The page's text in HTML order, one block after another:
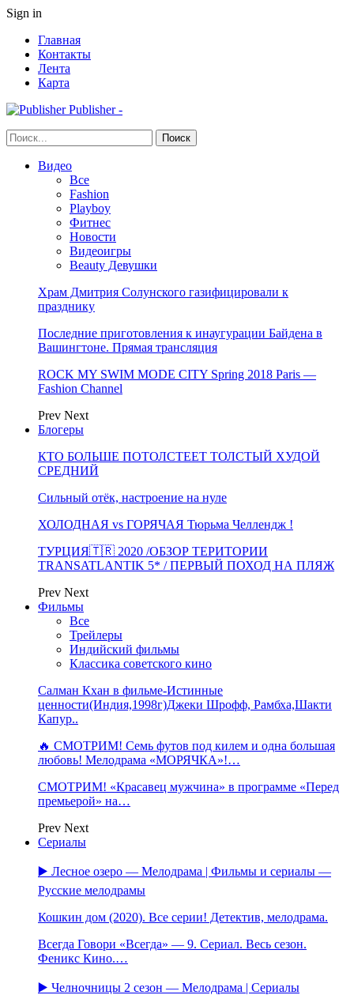
Sign in
Главная
Контакты
Лента
Карта
Publisher -
Видео
Все
Fashion
Playboy
Фитнес
Новости
Видеоигры
Beauty Девушки
Храм Дмитрия Солунского газифицировали к
празднику
Последние приготовления к инаугурации Байдена в
Вашингтоне. Прямая трансляция
ROCK MY SWIM MODE CITY Spring 2018 Paris —
Fashion Channel
Prev Next
Блогеры
КТО БОЛЬШЕ ПОТОЛСТЕЕТ ТОЛСТЫЙ ХУДОЙ
СРЕДНИЙ
Сильный отёк, настроение на нуле
ХОЛОДНАЯ vs ГОРЯЧАЯ Тюрьма Челлендж !
ТУРЦИЯ🇹🇷 2020 /ОБЗОР ТЕРИТОРИИ
TRANSATLANTIK 5* / ПЕРВЫЙ ПОХОД НА ПЛЯЖ
Prev Next
Фильмы
Все
Трейлеры
Индийский фильмы
Классика советского кино
Салман Кхан в фильме-Истинные
ценности(Индия,1998г)Джеки Шрофф, Рамбха,Шакти
Капур..
🔥 СМОТРИМ! Семь футов под килем и одна большая
любовь! Мелодрама «МОРЯЧКА»!…
СМОТРИМ! «Красавец мужчина» в программе «Перед
премьерой» на…
Prev Next
Сериалы
▶️ Лесное озеро — Мелодрама | Фильмы и сериалы —
Русские мелодрамы
Кошкин дом (2020). Все серии! Детектив, мелодрама.
Всегда Говори «Всегда» — 9. Сериал. Весь сезон.
Феникс Кино.…
▶️ Челночницы 2 сезон — Мелодрама | Сериалы